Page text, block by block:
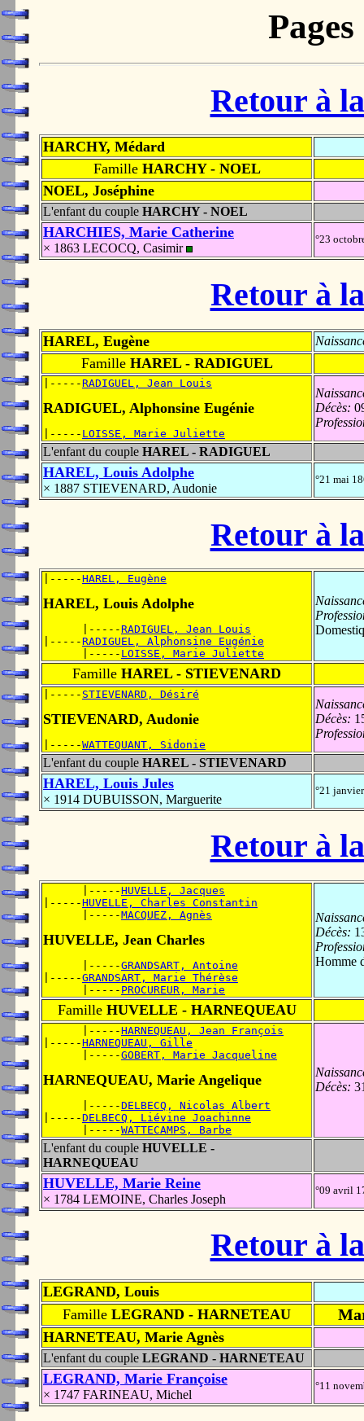
Retour à
HARCHY, Médard
FamilleHARCHY - NOEL
NOEL, Joséphine
L'enfant du couple HARCHY - NOEL
HARCHIES, Marie Catherine
× 1863 LECOCQ, Casimir
°23
Retour à
HAREL, Eugène
FamilleHAREL - RADIGUEL
|-----RADIGUEL, Jean Louis
RADIGUEL, Alphonsine Eugénie
|----- LOISSE, Marie Juliette
Décès:
L'enfant du couple HAREL - RADIGUEL
HAREL, Louis Adolphe
× 1887 STIEVENARD, Audonie
°21 mai
Retour à
|-----HAREL, Eugène
HAREL, Louis Adolphe
      |-----
RADIGUEL, Jean Louis
|-----RADIGUEL, Alphonsine Eugénie
      |-----
LOISSE, Marie Juliette
Famille HAREL - STIEVENARD
|----- STIEVENARD, Désiré
STIEVENARD, Audonie
|-----WATTEQUANT, Sidonie
Décès:
L'enfant du couple HAREL - STIEVENARD
HAREL, Louis Jules
× 1914 DUBUISSON, Marguerite
°21
Retour à
      |-----
HUVELLE, Jacques
|-----HUVELLE, Charles Constantin
      |-----
MACQUEZ, Agnès
HUVELLE, Jean Charles
      |-----
GRANDSART, Antoine
|-----GRANDSART, Marie Thérèse
      |-----
PROCUREUR, Marie
Décès:
Homme
FamilleHUVELLE - HARNEQUEAU
      |-----
HARNEQUEAU, Jean François
|-----HARNEQUEAU, Gille
      |-----
GOBERT, Marie Jacqueline
HARNEQUEAU, Marie Angelique
      |-----
DELBECQ, Nicolas Albert
|-----DELBECQ, Liévine Joachinne
      |-----
WATTECAMPS, Barbe
Décès:
L'enfant du couple HUVELLE -
HARNEQUEAU
HUVELLE, Marie Reine
× 1784 LEMOINE, Charles Joseph
°09 avril
Retour à
LEGRAND, Louis
Famille LEGRAND - HARNETEAU
HARNETEAU, Marie Agnès
L'enfant du couple LEGRAND - HARNETEAU
LEGRAND, Marie Françoise
× 1747 FARINEAU, Michel
°11